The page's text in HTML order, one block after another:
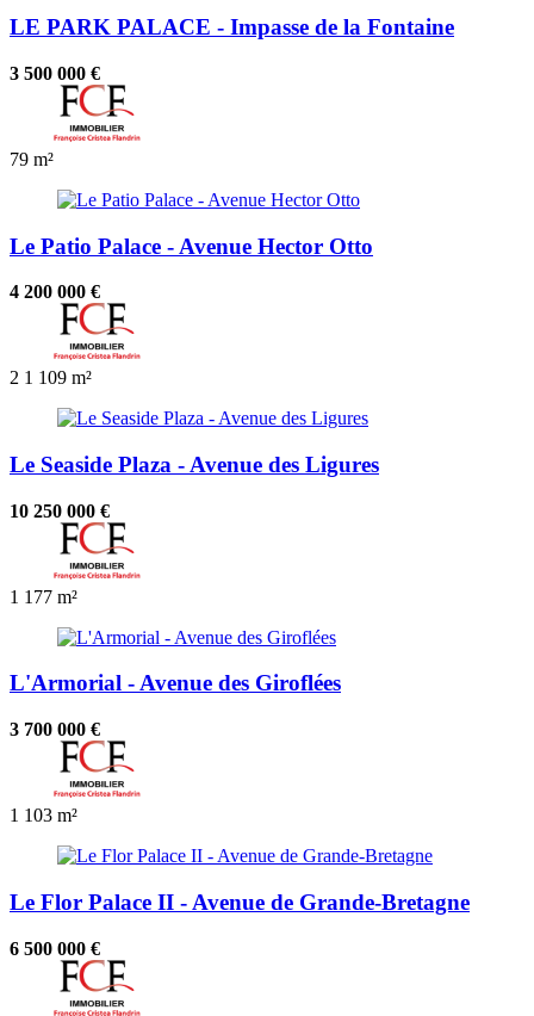
LE PARK PALACE - Impasse de la Fontaine
3 500 000 €
79 m²
Le Patio Palace - Avenue Hector Otto
4 200 000 €
2 1 109 m²
Le Seaside Plaza - Avenue des Ligures
10 250 000 €
1 177 m²
L'Armorial - Avenue des Giroflées
3 700 000 €
1 103 m²
Le Flor Palace II - Avenue de Grande-Bretagne
6 500 000 €